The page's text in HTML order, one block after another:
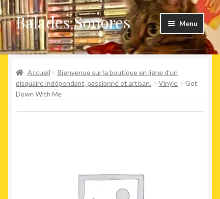
Aller
à
la
navigation
Aller
au
contenu
Balades Sonores Menu
Boutique
Nouveaux arrivages
le
Précommandes
Accueil
Bienvenue sur la boutique en ligne d’un
disquaire indépendant, passionné et artisan.
Vinyle
Get
Down With Me